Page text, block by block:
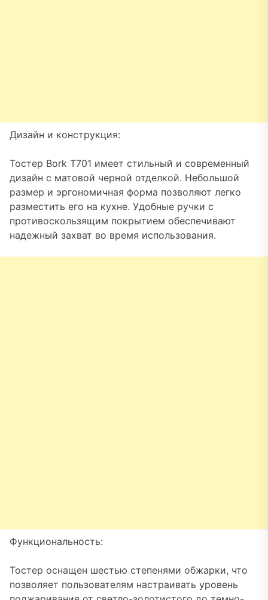
Дизайн и конструкция:
Тостер Bork T701 имеет стильный и современный
дизайн с матовой черной отделкой. Небольшой
размер и эргономичная форма позволяют легко
разместить его на кухне. Удобные ручки с
противоскользящим покрытием обеспечивают
надежный захват во время использования.
Функциональность:
Тостер оснащен шестью степенями обжарки, что
позволяет пользователям настраивать уровень